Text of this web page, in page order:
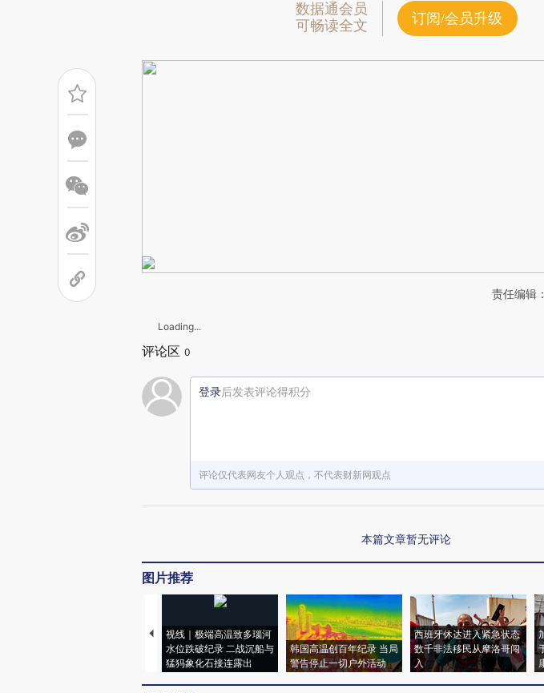
数据通会员
可畅读全文
订阅/会员升级
责任编辑
Loading...
评论区 0
登录后发表评论得积分
评论仅代表网友个人观点，不代表财新网观点
本篇文章暂无评论
图片推荐
视线｜极端高温致多瑙河
水位跌破纪录 二战沉船与
猛犸象化石接连露出
韩国高温创百年纪录 当局
警告停止一切户外活动
西班牙休达进入紧急状态
数千非法移民从摩洛哥闯
入